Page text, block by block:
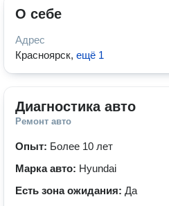
О себе
Адрес
Красноярск, ещё 1
Диагностика авто
Ремонт авто
Опыт: Более 10 лет
Марка авто: Hyundai
Есть зона ожидания: Да